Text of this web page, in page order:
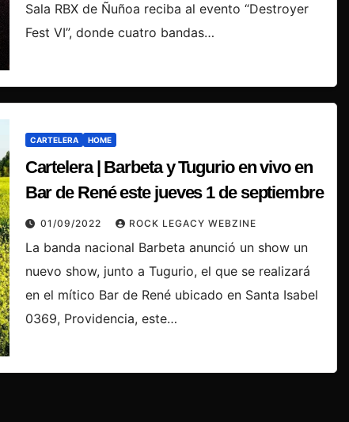
Sala RBX de Ñuñoa reciba al evento “Destroyer
Fest VI”, donde cuatro bandas…
CARTELERA HOME
Cartelera | Barbeta y Tugurio en vivo en
Bar de René este jueves 1 de septiembre
01/09/2022 ROCK LEGACY WEBZINE
La banda nacional Barbeta anunció un show un
nuevo show, junto a Tugurio, el que se realizará
en el mítico Bar de René ubicado en Santa Isabel
0369, Providencia, este…